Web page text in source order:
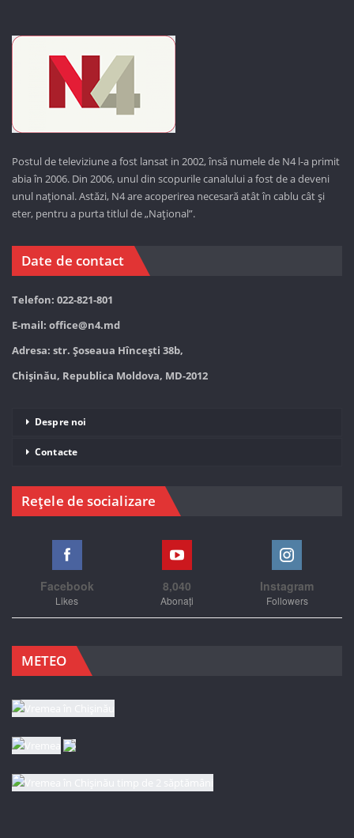
Postul de televiziune a fost lansat in 2002, însă numele de N4 l-a primit
abia în 2006. Din 2006, unul din scopurile canalului a fost de a deveni
unul național. Astăzi, N4 are acoperirea necesară atât în cablu cât și
eter, pentru a purta titlul de „Național”.
Date de contact
Telefon: 022-821-801
E-mail: office@n4.md
Adresa: str. Șoseaua Hînceşti 38b,
Chișinău, Republica Moldova, MD-2012
Despre noi
Contacte
Rețele de socializare
Facebook
Likes
8,040
Abonați
Instagram
Followers
METEO